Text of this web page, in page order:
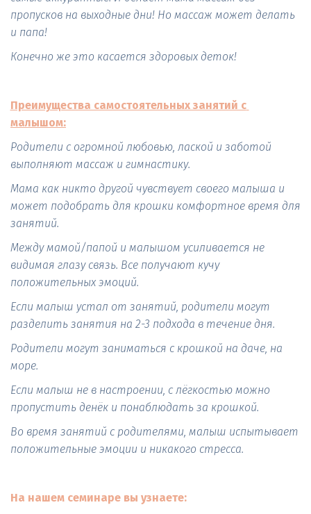
пропусков на выходные дни! Но массаж может делать
и папа!
Конечно же это касается здоровых деток!
Преимущества самостоятельных занятий с
малышом:
Родители с огромной любовью, лаской и заботой
выполняют массаж и гимнастику.
Мама как никто другой чувствует своего малыша и
может подобрать для крошки комфортное время для
занятий.
Между мамой/папой и малышом усиливается не
видимая глазу связь. Все получают кучу
положительных эмоций.
Если малыш устал от занятий, родители могут
разделить занятия на 2-3 подхода в течение дня.
Родители могут заниматься с крошкой на даче, на
море.
Если малыш не в настроении, с лёгкостью можно
пропустить денёк и понаблюдать за крошкой.
Во время занятий с родителями, малыш испытывает
положительные эмоции и никакого стресса.
На нашем семинаре вы узнаете: